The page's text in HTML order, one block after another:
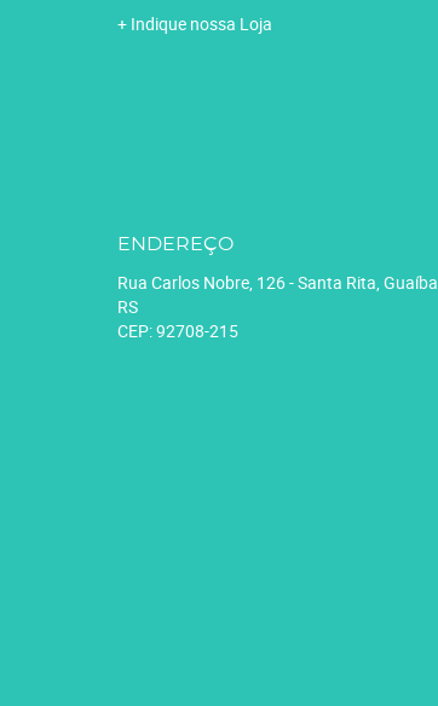
Indique nossa Loja
ENDEREÇO
Rua Carlos Nobre, 126-Santa Rita, Guaíba
RS
CEP: 92708-215